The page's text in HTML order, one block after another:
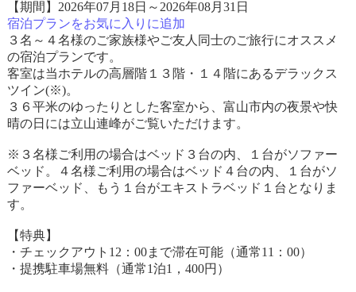
【期間】2026年07月18日～2026年08月31日
宿泊プランをお気に入りに追加
３名～４名様のご家族様やご友人同士のご旅行にオススメ
の宿泊プランです。
客室は当ホテルの高層階１３階・１４階にあるデラックス
ツイン(※)。
３６平米のゆったりとした客室から、富山市内の夜景や快
晴の日には立山連峰がご覧いただけます。
※３名様ご利用の場合はベッド３台の内、１台がソファー
ベッド。４名様ご利用の場合はベッド４台の内、１台がソ
ファーベッド、もう１台がエキストラベッド１台となりま
す。
【特典】
・チェックアウト12：00まで滞在可能（通常11：00）
・提携駐車場無料（通常1泊1，400円）